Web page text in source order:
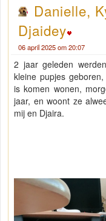
Danielle,
Djaidey
06 april 2025 om 20:07
2 jaar geleden
kleine pupjes
is komen wonen,
jaar, en woont ze
mij en Djaira.